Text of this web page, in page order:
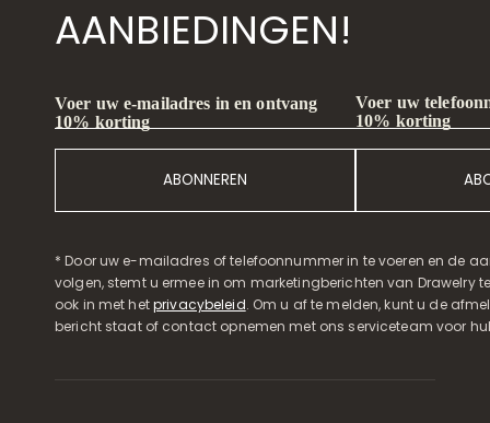
AANBIEDINGEN!
Voer uw e-mailadres in en ontvang
10% korting
ABONNEREN
Voer uw
10% korting
* Door uw e-mailadres of telefoonnummer in te voeren en de
volgen, stemt u ermee in om marketingberichten van Drawelry
ook in met hetprivacybeleid. Om u af te melden, kunt u de
bericht staat of contact opnemen met ons serviceteam voor